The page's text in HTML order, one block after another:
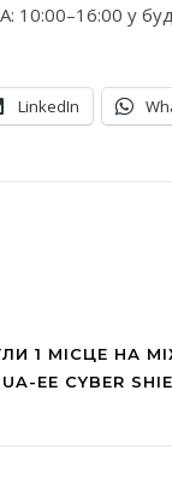
10:00–16:00 у
LinkedIn
1 МІСЦЕ НА
EE CYBER